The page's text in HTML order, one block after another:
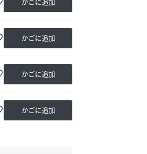
かごに追加
かごに追加
かごに追加